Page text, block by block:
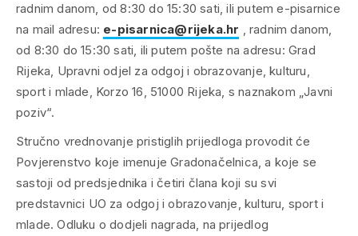
radnim danom, od 8:30 do 15:30 sati, ili putem e-pisarnice
na mail adresu: e-pisarnica@rijeka.hr , radnim danom,
od 8:30 do 15:30 sati, ili putem pošte na adresu: Grad
Rijeka, Upravni odjel za odgoj i obrazovanje, kulturu,
sport i mlade, Korzo 16, 51000 Rijeka, s naznakom „Javni
poziv“.
Stručno vrednovanje pristiglih prijedloga provodit će
Povjerenstvo koje imenuje Gradonačelnica, a koje se
sastoji od predsjednika i četiri člana koji su svi
predstavnici UO za odgoj i obrazovanje, kulturu, sport i
mlade. Odluku o dodjeli nagrada, na prijedlog